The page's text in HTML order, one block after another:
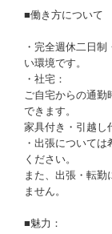
■働き方について
・完全週休二日
い環境です。
・社宅：
ご自宅からの通勤
できます。
家具付き・引越し
・出張について
ください。
また、出張・転
ません。
■魅力：